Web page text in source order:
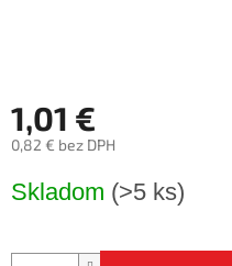
1,01 €
0,82 € bez DPH
cena:
Skladom (>5 ks)